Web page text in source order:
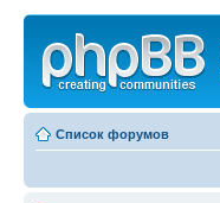
Список форумов